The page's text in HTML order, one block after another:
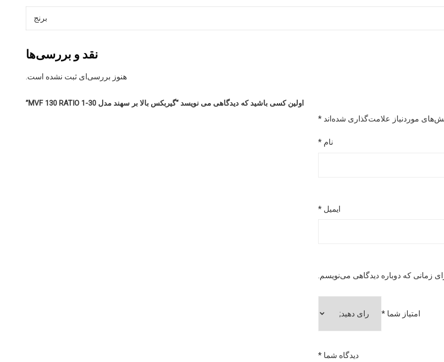
برنج
نقد و بررسی‌ها
هنوز بررسی‌ای ثبت نشده است.
اولین کسی باشید که دیدگاهی می نویسد “گیربکس بالا بر سهند مدل MVF 130 RATIO 1-30”
موردنیاز علامت‌گذاری شده‌اند *
نام *
ایمیل *
زمانی که دوباره دیدگاهی می‌نویسم.
امتیاز شما *
دیدگاه شما *